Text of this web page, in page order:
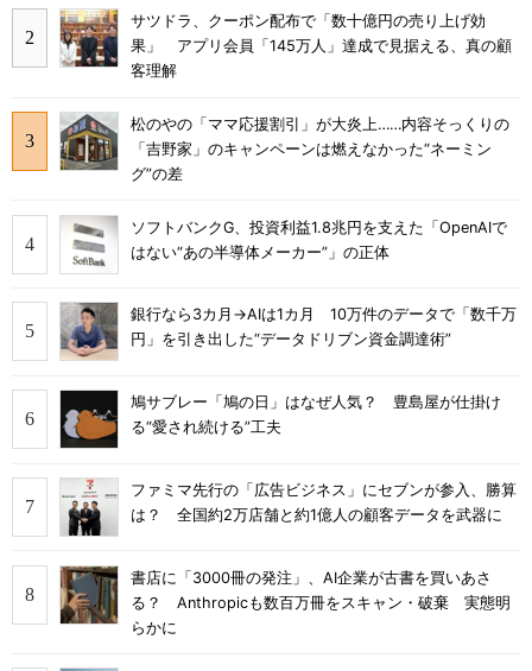
サツドラ、クーポン配布で「数十億円の売り上げ効
果」 アプリ会員「145万人」達成で見据える、真の顧
客理解
松のやの「ママ応援割引」が大炎上……内容そっくりの
「吉野家」のキャンペーンは燃えなかった“ネーミン
グ”の差
ソフトバンクG、投資利益1.8兆円を支えた「OpenAIで
はない“あの半導体メーカー”」の正体
銀行なら3カ月→AIは1カ月 10万件のデータで「数千万
円」を引き出した“データドリブン資金調達術”
鳩サブレー「鳩の日」はなぜ人気？ 豊島屋が仕掛け
る“愛され続ける”工夫
ファミマ先行の「広告ビジネス」にセブンが参入、勝算
は？ 全国約2万店舗と約1億人の顧客データを武器に
書店に「3000冊の発注」、AI企業が古書を買いあさ
る？ Anthropicも数百万冊をスキャン・破棄 実態明
らかに